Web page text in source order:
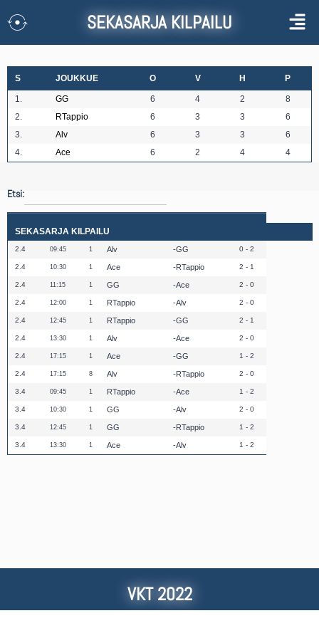
SEKASARJA KILPAILU
S JOUKKUE O V H P
1. GG 6 4 2
8
2.
RTappio 6 3 3
6
3.
Alv 6 3 3
6
4.
Ace 6 2 4 4
Etsi:
SEKASARJA KILPAILU
2.4 09:45 1 Alv GG 0 - 2
2.4 10:30 1 Ace RTappio 2 - 1
2.4 11:15 1 GG Ace 2 - 0
2.4 12:00 1 RTappio Alv 2 - 0
2.4 12:45 1 RTappio GG 2 - 1
2.4 13:30 1 Alv Ace 2 - 0
2.4 17:15 1 Ace GG 1 - 2
2.4 17:15 8 Alv RTappio 2 - 0
3.4 09:45 1 RTappio Ace 1 - 2
3.4 10:30 1 GG Alv 2 - 0
3.4 12:45 1 GG RTappio 1 - 2
3.4 13:30 1 Ace Alv 1 - 2
VKT 2022